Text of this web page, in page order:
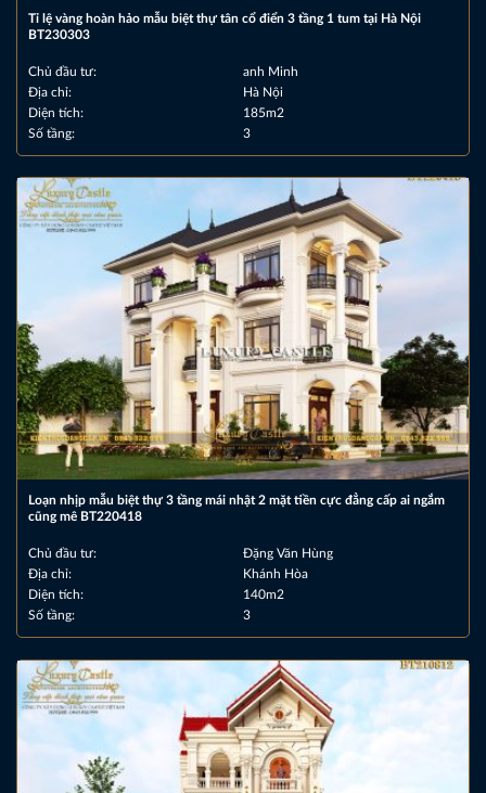
Tỉ lệ vàng hoàn hảo mẫu biệt thự tân cổ điển 3 tầng 1 tum tại Hà Nội
BT230303
Chủ đầu tư:
anh Minh
Địa chỉ:
Hà Nội
Diện tích:
185m2
Số tầng:
3
Loạn nhịp mẫu biệt thự 3 tầng mái nhật 2 mặt tiền cực đẳng cấp ai ngắm
cũng mê BT220418
Chủ đầu tư:
Đặng Văn Hùng
Địa chỉ:
Khánh Hòa
Diện tích:
140m2
Số tầng:
3